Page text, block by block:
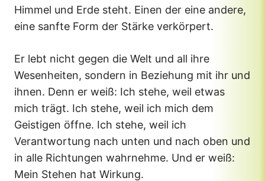
Himmel und Erde steht. Einen der eine andere,
eine sanfte Form der Stärke verkörpert.
Er lebt nicht gegen die Welt und all ihre
Wesenheiten, sondern in Beziehung mit ihr und
ihnen. Denn er weiß: Ich stehe, weil etwas
mich trägt. Ich stehe, weil ich mich dem
Geistigen öffne. Ich stehe, weil ich
Verantwortung nach unten und nach oben und
in alle Richtungen wahrnehme. Und er weiß:
Mein Stehen hat Wirkung.